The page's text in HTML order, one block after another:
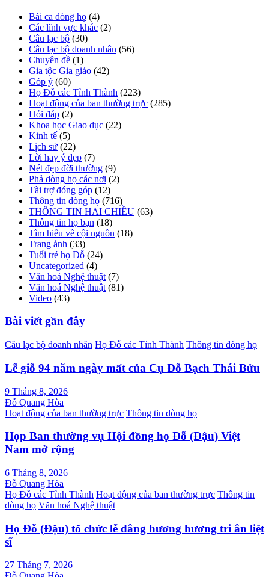
Bài ca dòng họ (4)
Các lĩnh vực khác (2)
Câu lạc bộ (30)
Câu lạc bộ doanh nhân (56)
Chuyên đề (1)
Gia tộc Gia giáo (42)
Góp ý (60)
Họ Đỗ các Tỉnh Thành (223)
Hoạt động của ban thường trực (285)
Hỏi đáp (2)
Khoa học Giao dục (22)
Kinh tế (5)
Lịch sử (22)
Lời hay ý đẹp (7)
Nét đẹp đời thường (9)
Phả dòng họ các nơi (2)
Tài trợ đóng góp (12)
Thông tin dòng họ (716)
THÔNG TIN HAI CHIỀU (63)
Thông tin họ bạn (18)
Tìm hiểu về cội nguồn (18)
Trang ảnh (33)
Tuổi trẻ họ Đỗ (24)
Uncategorized (4)
Văn hoá Nghệ thuật (7)
Văn hoá Nghệ thuật (81)
Video (43)
Bài viết gần đây
Câu lạc bộ doanh nhân Họ Đỗ các Tỉnh Thành Thông tin dòng họ
Lễ giỗ 94 năm ngày mất của Cụ Đỗ Bạch Thái Bửu
9 Tháng 8, 2026
Đỗ Quang Hòa
Hoạt động của ban thường trực Thông tin dòng họ
Họp Ban thường vụ Hội đồng họ Đỗ (Đậu) Việt
Nam mở rộng
6 Tháng 8, 2026
Đỗ Quang Hòa
Họ Đỗ các Tỉnh Thành Hoạt động của ban thường trực Thông tin
dòng họ Văn hoá Nghệ thuật
Họ Đỗ (Đậu) tổ chức lễ dâng hương hương tri ân liệt
sĩ
27 Tháng 7, 2026